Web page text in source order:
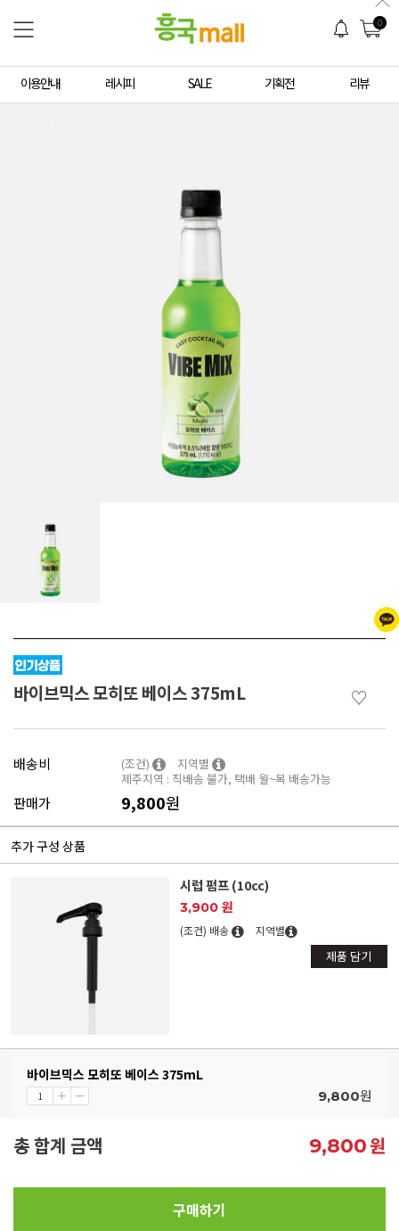
0
이용안내 레시피 SALE 기획전 리뷰
바이브믹스 모히또 베이스 375mL ♡
배송비 (조건)
지역별
제주지역 : 직배송 불가, 택배 월~목 배송가능
판매가 9,800원
추가 구성 상품
시럽 펌프 (10cc)
3,900 원
(조건) 배송 지역별
제품 담기
바이브믹스 모히또 베이스 375mL
9,800원
총 합계 금액 9,800원
구매하기